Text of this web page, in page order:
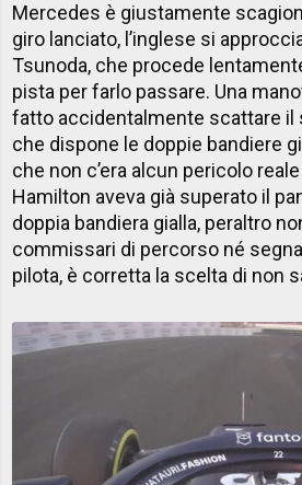
Mercedes è giustamente
giro lanciato, l’inglese si
Tsunoda, che procede
pista per farlo passare. Una
fatto accidentalmente scattare
che dispone le doppie bandiere
che non c’era alcun pericolo
Hamilton aveva già superato il
doppia bandiera gialla, peraltro
commissari di percorso né
pilota, è corretta la scelta di non